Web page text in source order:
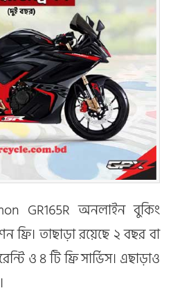
GR165R অনলাইন বুকিং
ফ্রি। তাছাড়া রয়েছে ২ বছর বা
ও ৪ টি ফ্রি সার্ভিস। এছাড়াও